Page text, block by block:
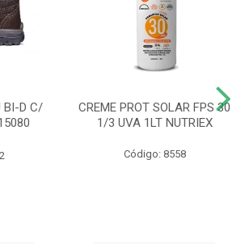
BI-D C/
CREME PROT SOLAR FPS 30
1/3 UVA 1LT NUTRIEX
Código: 8558